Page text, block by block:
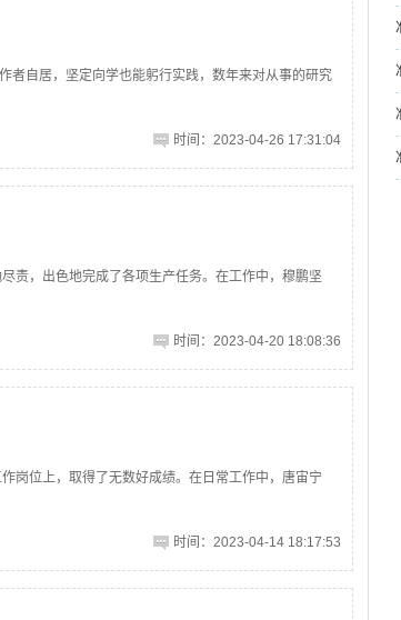
者自居，坚定向学也能躬行实践，数年来对从事的研究
时间：2023-04-26 17:31:04
责，出色地完成了各项生产任务。在工作中，穆鹏坚
时间：2023-04-20 18:08:36
岗位上，取得了无数好成绩。在日常工作中，唐宙宁
时间：2023-04-14 18:17:53